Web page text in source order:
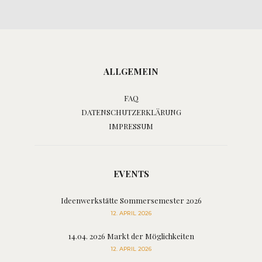
ALLGEMEIN
FAQ
DATENSCHUTZERKLÄRUNG
IMPRESSUM
EVENTS
Ideenwerkstätte Sommersemester 2026
12. APRIL 2026
14.04. 2026 Markt der Möglichkeiten
12. APRIL 2026